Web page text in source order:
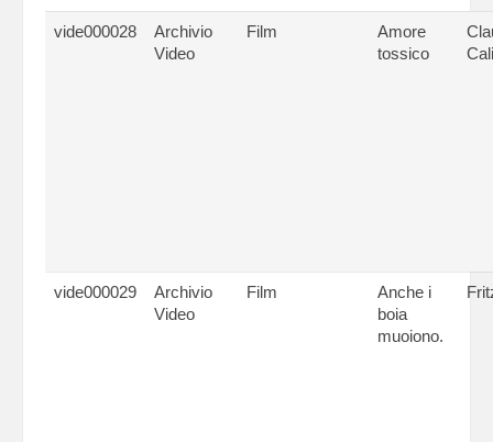
vide000028
Archivio
Video
Film
Amore
tossico
vide000029
Archivio
Video
Film
Anche i
boia
muoiono.